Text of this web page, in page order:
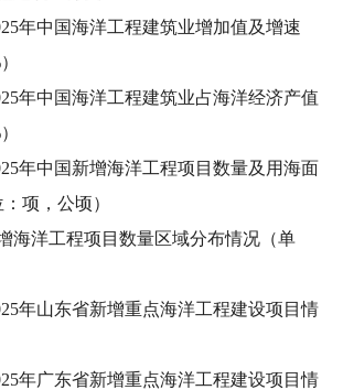
年中国海洋工程建筑业增加值及增速
年中国海洋工程建筑业占海洋经济产值
年中国新增海洋工程项目数量及用海面
项，公顷）
海洋工程项目数量区域分布情况（单
年山东省新增重点海洋工程建设项目情
年广东省新增重点海洋工程建设项目情